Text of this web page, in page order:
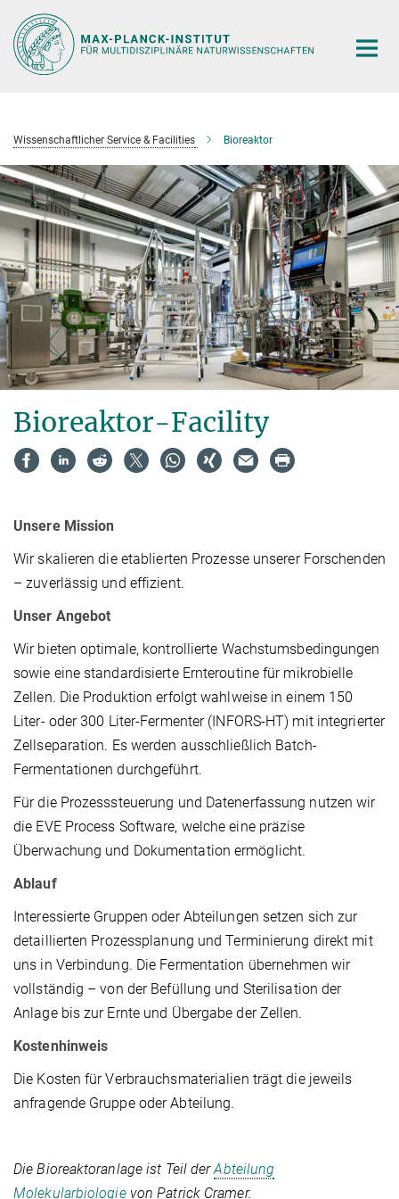
Hauptinhalt
Wissenschaftlicher Service & Facilities Bioreaktor
Bioreaktor-Facility
Unsere Mission
Wir skalieren die etablierten Prozesse unserer Forschenden
– zuverlässig und effizient.
Unser Angebot
Wir bieten optimale, kontrollierte Wachstumsbedingungen
sowie eine standardisierte Ernteroutine für mikrobielle
Zellen. Die Produktion erfolgt wahlweise in einem 150
Liter- oder 300 Liter-Fermenter (INFORS-HT) mit integrierter
Zellseparation. Es werden ausschließlich Batch-
Fermentationen durchgeführt.
Für die Prozesssteuerung und Datenerfassung nutzen wir
die EVE Process Software, welche eine präzise
Überwachung und Dokumentation ermöglicht.
Ablauf
Interessierte Gruppen oder Abteilungen setzen sich zur
detaillierten Prozessplanung und Terminierung direkt mit
uns in Verbindung. Die Fermentation übernehmen wir
vollständig – von der Befüllung und Sterilisation der
Anlage bis zur Ernte und Übergabe der Zellen.
Kostenhinweis
Die Kosten für Verbrauchsmaterialien trägt die jeweils
anfragende Gruppe oder Abteilung.
Die Bioreaktoranlage ist Teil derAbteilung
Molekularbiologievon Patrick Cramer.